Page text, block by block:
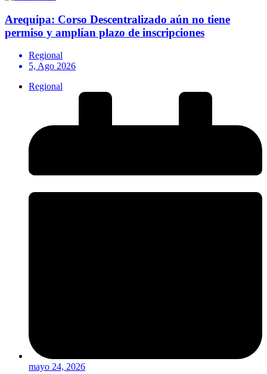
Arequipa: Corso Descentralizado aún no tiene
permiso y amplían plazo de inscripciones
Regional
5, Ago 2026
Regional
mayo 24, 2026